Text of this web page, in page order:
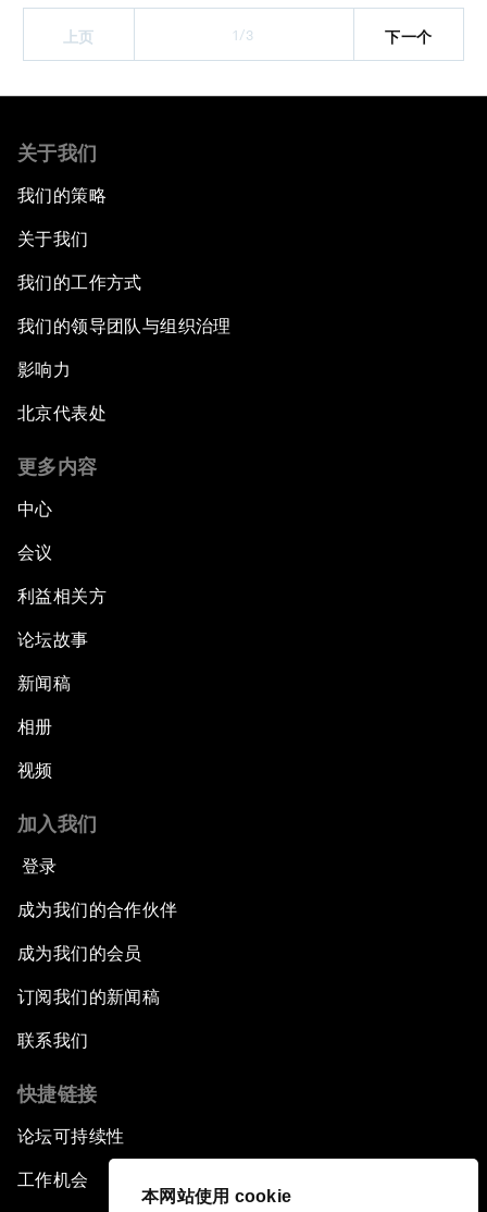
本网站使用 cookie
上页 1/3 下一个
关于我们
我们的策略
关于我们
我们的工作方式
我们的领导团队与组织治理
影响力
北京代表处
更多内容
中心
会议
利益相关方
论坛故事
新闻稿
相册
视频
加入我们
登录
成为我们的合作伙伴
成为我们的会员
订阅我们的新闻稿
联系我们
快捷链接
论坛可持续性
工作机会